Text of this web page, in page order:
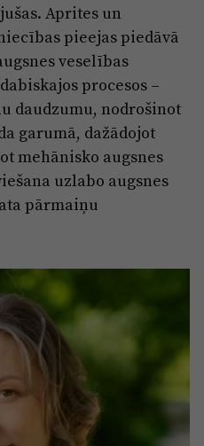
Aprites un
pieejas piedāvā
veselības
procesos –
daudzumu, nodrošinot
garumā, dažādojot
mehānisko augsnes
uzlabo augsnes
pārmaiņu